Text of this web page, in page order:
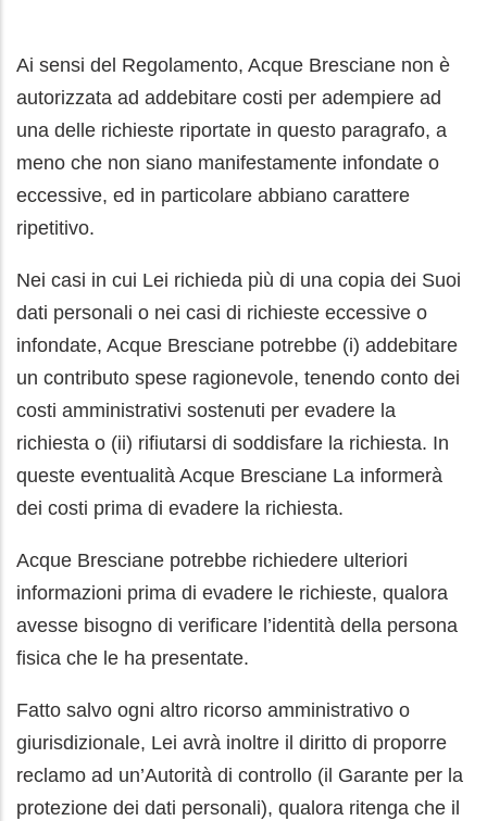
Ai sensi del Regolamento, Acque Bresciane non è
autorizzata ad addebitare costi per adempiere ad
una delle richieste riportate in questo paragrafo, a
meno che non siano manifestamente infondate o
eccessive, ed in particolare abbiano carattere
ripetitivo.
Nei casi in cui Lei richieda più di una copia dei Suoi
dati personali o nei casi di richieste eccessive o
infondate, Acque Bresciane potrebbe (i) addebitare
un contributo spese ragionevole, tenendo conto dei
costi amministrativi sostenuti per evadere la
richiesta o (ii) rifiutarsi di soddisfare la richiesta. In
queste eventualità Acque Bresciane La informerà
dei costi prima di evadere la richiesta.
Acque Bresciane potrebbe richiedere ulteriori
informazioni prima di evadere le richieste, qualora
avesse bisogno di verificare l’identità della persona
fisica che le ha presentate.
Fatto salvo ogni altro ricorso amministrativo o
giurisdizionale, Lei avrà inoltre il diritto di proporre
reclamo ad un’Autorità di controllo (il Garante per la
protezione dei dati personali), qualora ritenga che il